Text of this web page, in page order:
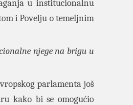
u institucionalnu
i Povelju o temeljnim
njege na brigu u
parlamenta još
kako bi se omogućio